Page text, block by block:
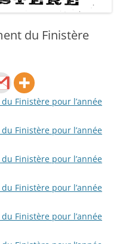
du Finistère
Finistère pour l’année
Finistère pour l’année
Finistère pour l’année
Finistère pour l’année
Finistère pour l’année